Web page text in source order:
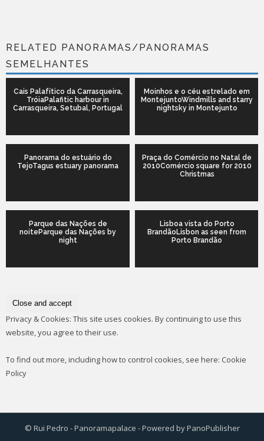
RELATED PANORAMAS/PANORAMAS
SEMELHANTES
Cais Palafítico da Carrasqueira,
TróiaPalafitic harbour in
Carrasqueira, Setubal, Portugal
Moinhos e o céu estrelado em
MontejuntoWindmills and starry
nightsky in Montejunto
Panorama do estuário do
TejoTagus estuary panorama
Praça do Comércio no Natal de
2010Comércio square for 2010
Christmas
Parque das Nações de
noiteParque das Nações by
night
Lisboa vista do Porto
BrandãoLisbon as seen from
Porto Brandão
Privacy & Cookies: This site uses cookies. By continuing to use this
website, you agree to their use.
To find out more, including how to control cookies, see here: Cookie
Policy
© Rui Pedro - Panoramapalace - Powered byPanoPublisher